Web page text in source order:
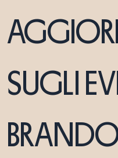
SUGLI